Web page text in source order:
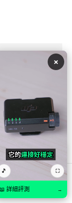
己有被的士
留相機及電
經港珠澳大橋再
×
🎵 ⛶
詳細評測 →